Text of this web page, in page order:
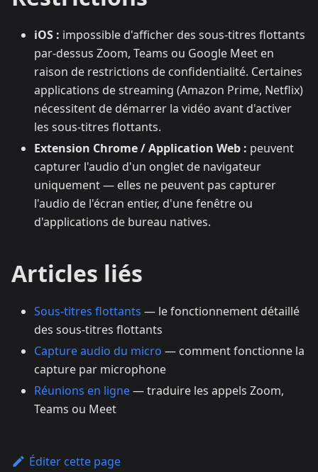
iOS : impossible d'afficher des sous-titres flottants
par-dessus Zoom, Teams ou Google Meet en
raison de restrictions de confidentialité. Certaines
applications de streaming (Amazon Prime, Netflix)
nécessitent de démarrer la vidéo avant d'activer
les sous-titres flottants.
Extension Chrome / Application Web : peuvent
capturer l'audio d'un onglet de navigateur
uniquement — elles ne peuvent pas capturer
l'audio de l'écran entier, d'une fenêtre ou
d'applications de bureau natives.
Articles liés
Sous-titres flottants — le fonctionnement détaillé
des sous-titres flottants
Capture audio du micro — comment fonctionne la
capture par microphone
Réunions en ligne— traduire les appels Zoom,
Teams ou Meet
Éditer cette page